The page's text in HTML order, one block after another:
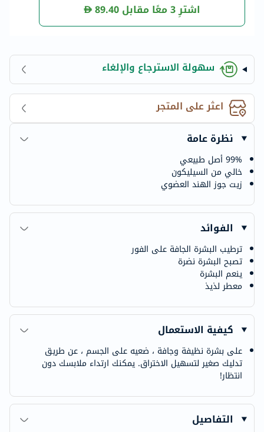
اشترِ 3 معًا مقابل 89.40
سهولة الاسترجاع والإلغاء
اعثر على المتجر
نظرة عامة
99% أصل طبيعي
خالي من السيليكون
زيت جوز الهند العضوي
الفوائد
ترطيب البشرة الجافة على الفور
تصبح البشرة نضرة
ينعم البشرة
معطر لذيذ
كيفية الاستعمال
على بشرة نظيفة وجافة ، ضعيه على الجسم ، عن طريق
تدليك صغير لتسهيل الاختراق. يمكنك ارتداء ملابسك دون
انتظار!
التفاصيل